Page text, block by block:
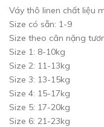
Váy thô linen chất liệu
Size có sẵn: 1-9
Size theo cân nặng
Size 1: 8-10kg
Size 2: 11-13kg
Size 3: 13-15kg
Size 4: 15-17kg
Size 5: 17-20kg
Size 6: 21-23kg